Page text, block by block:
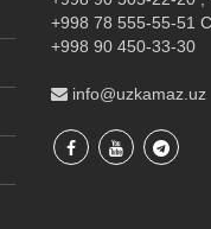
+998 78 555-55-51
+998 90 450-33-30
info@uzkamaz.uz